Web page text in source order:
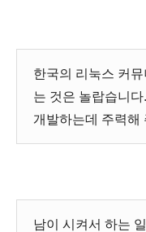
한국의 리눅스 커
는 것은 놀랍습니
개발하는데 주력해
남이 시켜서 하는